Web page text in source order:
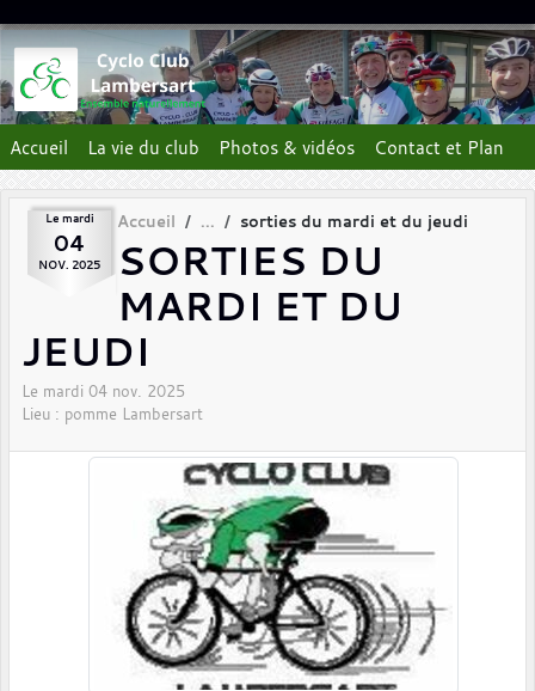
Accueil La vie du club Photos & vidéos Contact et Plan
Le mardi
04
NOV. 2025
Accueil sorties du mardi et du jeudi
SORTIES DU
MARDI ET DU
JEUDI
Le mardi 04 nov. 2025
Lieu : pomme Lambersart